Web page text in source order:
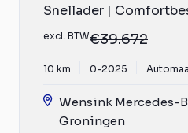
Snellader |
excl. BTW€39.672
10 km 0-2025
Wensink Mercedes-
Groningen